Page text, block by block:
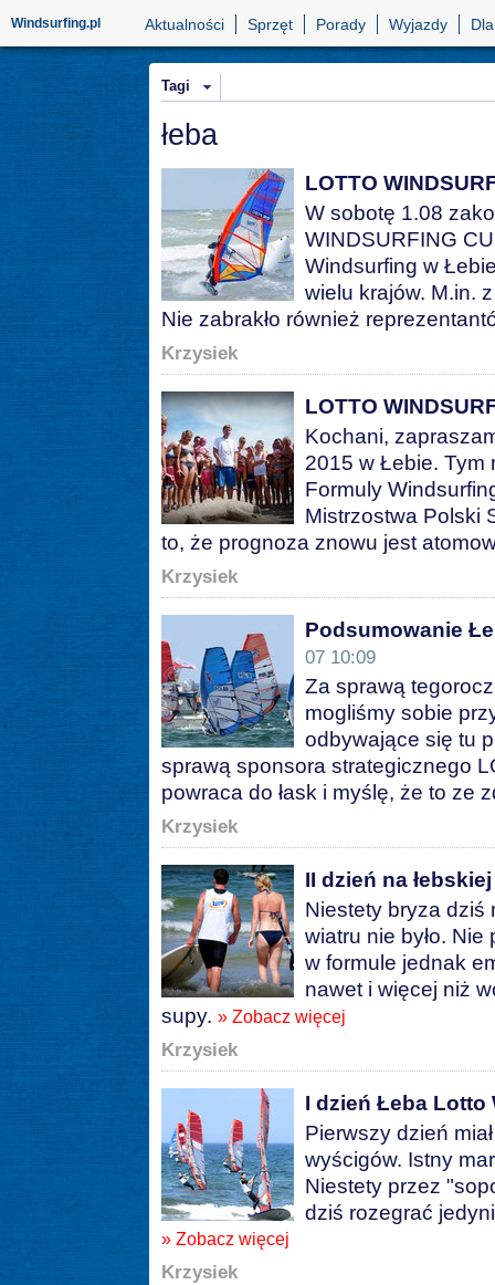
Windsurfing.pl Aktualności Sprzęt Porady Wyjazdy
Tagi
łeba
LOTTO
W sobotę 1.08
WINDSURFING
Windsurfing w
wielu krajów. M.in.
Nie zabrakło również
Krzysiek
LOTTO
Kochani,
2015 w Łebie. Tym
Formuly
Mistrzostwa Polski
to, że prognoza znowu jest
Krzysiek
Podsumowanie
07 10:09
Za sprawą
mogliśmy sobie
odbywające się tu
sprawą sponsora strategicznego
powraca do łask i myślę, że to ze
Krzysiek
II dzień na
Niestety bryza dziś
wiatru nie było.
w formule jednak
nawet i więcej niż
supy. » Zobacz więcej
Krzysiek
I dzień Łeba
Pierwszy dzień
wyścigów. Istny
Niestety przez
dziś rozegrać
» Zobacz więcej
Krzysiek